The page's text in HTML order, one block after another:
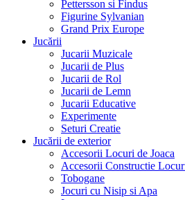
Pettersson si Findus
Figurine Sylvanian
Grand Prix Europe
Jucării
Jucarii Muzicale
Jucarii de Plus
Jucarii de Rol
Jucarii de Lemn
Jucarii Educative
Experimente
Seturi Creatie
Jucării de exterior
Accesorii Locuri de Joaca
Accesorii Constructie
Tobogane
Jocuri cu Nisip si Apa